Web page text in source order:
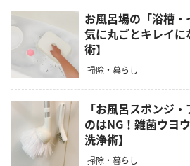
お風呂場の「浴槽
気に丸ごとキレイ
術】
掃除・暮らし
「お風呂スポンジ
のはNG！雑菌ウヨ
洗浄術】
掃除・暮らし